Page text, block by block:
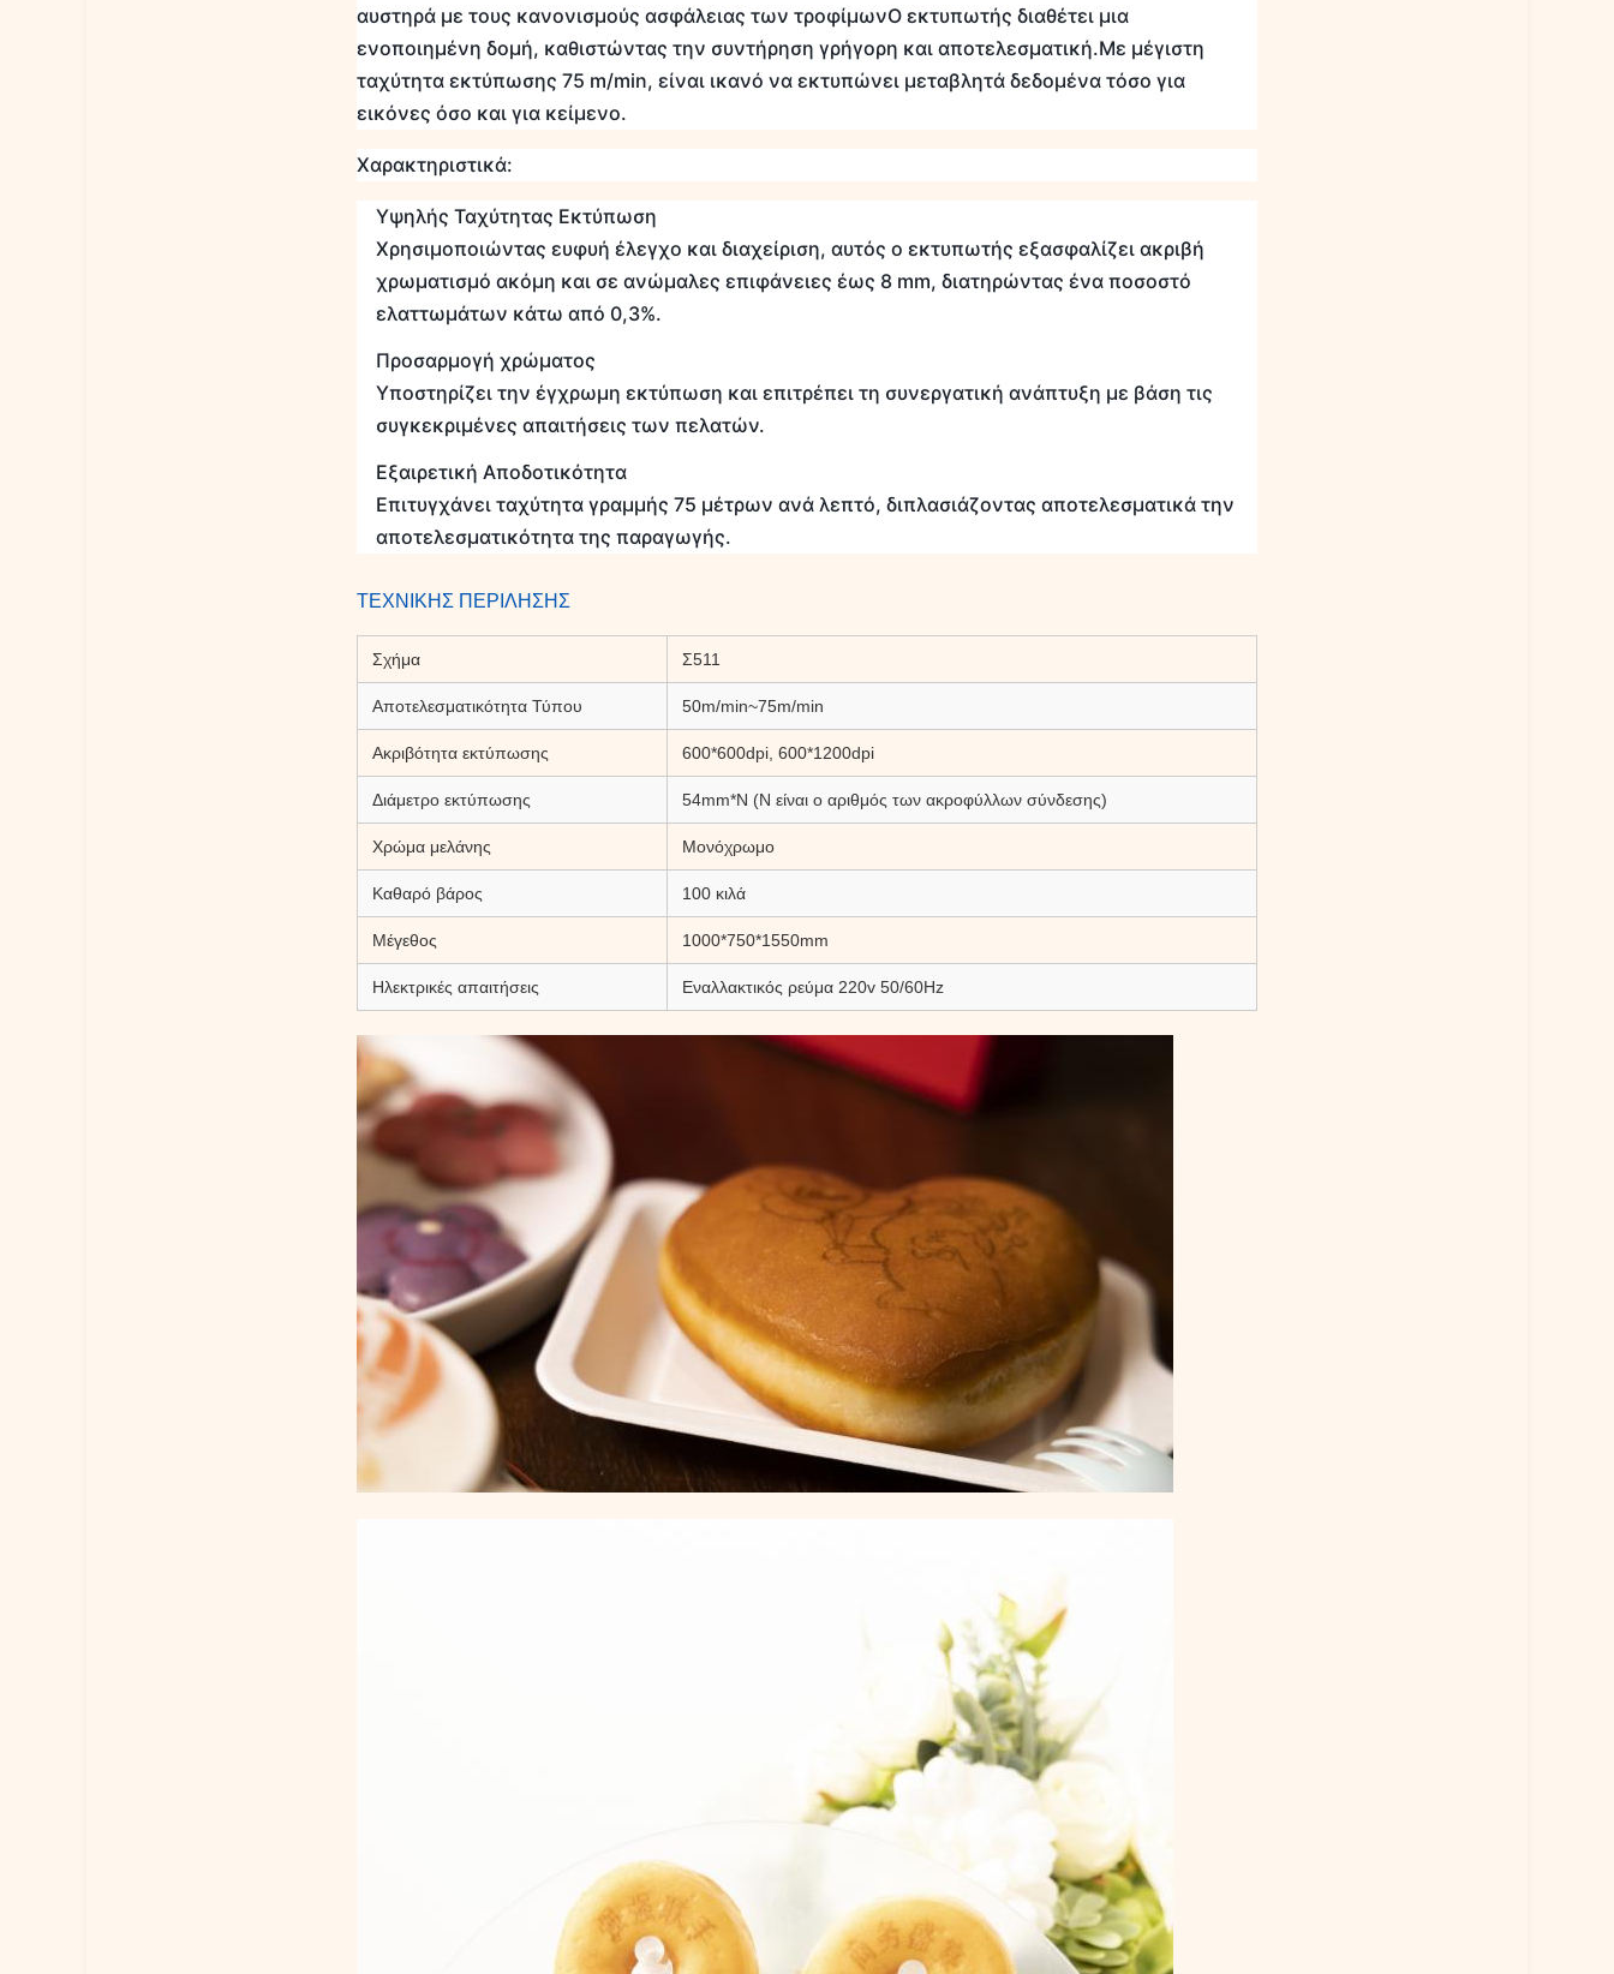
αυστηρά με τους κανονισμούς ασφάλειας των τροφίμωνΟ εκτυπωτής διαθέτει μια
ενοποιημένη δομή, καθιστώντας την συντήρηση γρήγορη και αποτελεσματική.Με μέγιστη
ταχύτητα εκτύπωσης 75 m/min, είναι ικανό να εκτυπώνει μεταβλητά δεδομένα τόσο για
εικόνες όσο και για κείμενο.
Χαρακτηριστικά:
Υψηλής Ταχύτητας Εκτύπωση
Χρησιμοποιώντας ευφυή έλεγχο και διαχείριση, αυτός ο εκτυπωτής εξασφαλίζει ακριβή
χρωματισμό ακόμη και σε ανώμαλες επιφάνειες έως 8 mm, διατηρώντας ένα ποσοστό
ελαττωμάτων κάτω από 0,3%.
Προσαρμογή χρώματος
Υποστηρίζει την έγχρωμη εκτύπωση και επιτρέπει τη συνεργατική ανάπτυξη με βάση τις
συγκεκριμένες απαιτήσεις των πελατών.
Εξαιρετική Αποδοτικότητα
Επιτυγχάνει ταχύτητα γραμμής 75 μέτρων ανά λεπτό, διπλασιάζοντας αποτελεσματικά την
αποτελεσματικότητα της παραγωγής.
ΤΕΧΝΙΚΗΣ ΠΕΡΙΛΗΣΗΣ
Σχήμα Σ511
Αποτελεσματικότητα Τύπου 50m/min~75m/min
Ακριβότητα εκτύπωσης 600*600dpi, 600*1200dpi
Διάμετρο εκτύπωσης 54mm*N (N είναι ο αριθμός των ακροφύλλων σύνδεσης)
Χρώμα μελάνης Μονόχρωμο
Καθαρό βάρος 100 κιλά
Μέγεθος 1000*750*1550mm
Ηλεκτρικές απαιτήσεις Εναλλακτικός ρεύμα 220v 50/60Hz